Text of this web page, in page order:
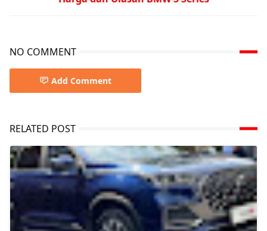
NO COMMENT
Add Comment
RELATED POST